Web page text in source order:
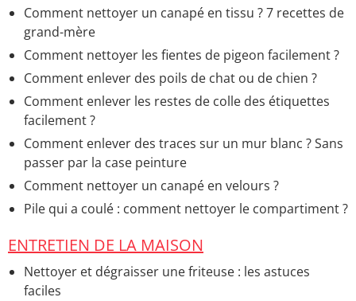
Comment nettoyer un canapé en tissu ? 7 recettes de
grand-mère
Comment nettoyer les fientes de pigeon facilement ?
Comment enlever des poils de chat ou de chien ?
Comment enlever les restes de colle des étiquettes
facilement ?
Comment enlever des traces sur un mur blanc ? Sans
passer par la case peinture
Comment nettoyer un canapé en velours ?
Pile qui a coulé : comment nettoyer le compartiment ?
ENTRETIEN DE LA MAISON
Nettoyer et dégraisser une friteuse : les astuces
faciles